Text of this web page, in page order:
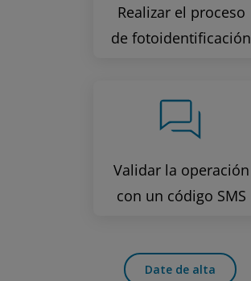
Realizar el proceso
de fotoidentificación
Validar la operación
con un código SMS
Date de alta